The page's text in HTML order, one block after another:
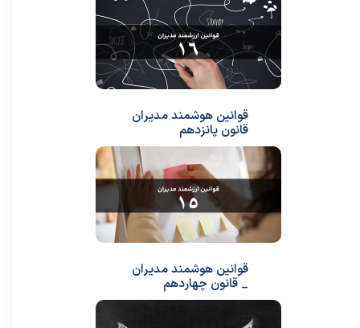
قوانین هوشمند مدیران
قانون پانزدهم
قوانین هوشمند مدیران
_ قانون چهاردهم